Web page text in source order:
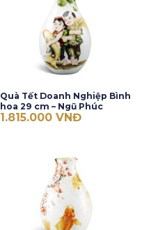
Quà Tết Doanh Nghiệp Bình
hoa 29 cm – Ngũ Phúc
1.815.000 VNĐ